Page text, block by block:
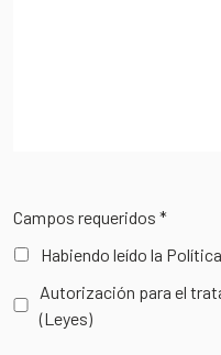
Campos requeridos *
Habiendo leído la
Autorización para el
(Leyes)